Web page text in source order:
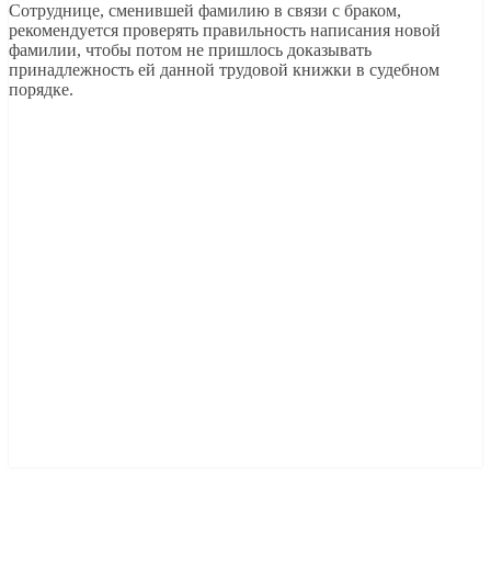
Сотруднице, сменившей фамилию в связи с браком,
рекомендуется проверять правильность написания новой
фамилии, чтобы потом не пришлось доказывать
принадлежность ей данной трудовой книжки в судебном
порядке.